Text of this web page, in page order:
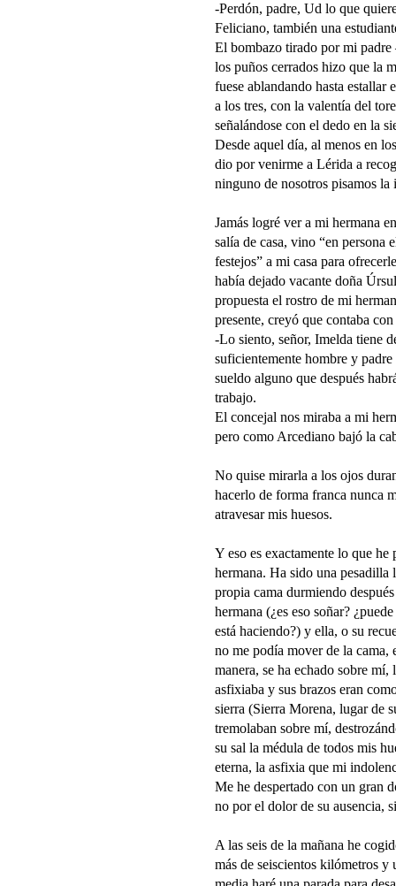
-Perdón, padre, Ud lo que
Feliciano, también una
El bombazo tirado por mi
los puños cerrados hizo que la
fuese ablandando hasta estallar
a los tres, con la valentía del
señalándose con el dedo en la
Desde aquel día, al menos en
dio por venirme a Lérida a
ninguno de nosotros pisamos
Jamás logré ver a mi hermana
salía de casa, vino “en persona
festejos” a mi casa para
había dejado vacante doña
propuesta el rostro de mi
presente, creyó que contaba
-Lo siento, señor, Imelda tiene
suficientemente hombre y
sueldo alguno que después
trabajo.
El concejal nos miraba a mi
pero como Arcediano bajó la
No quise mirarla a los ojos
hacerlo de forma franca nunca
atravesar mis huesos.
Y eso es exactamente lo que
hermana. Ha sido una pesadilla
propia cama durmiendo
hermana (¿es eso soñar?
está haciendo?) y ella, o su
no me podía mover de la cama,
manera, se ha echado sobre
asfixiaba y sus brazos eran
sierra (Sierra Morena, lugar de
tremolaban sobre mí,
su sal la médula de todos mis
eterna, la asfixia que mi
Me he despertado con un gran
no por el dolor de su ausencia,
A las seis de la mañana he
más de seiscientos kilómetros